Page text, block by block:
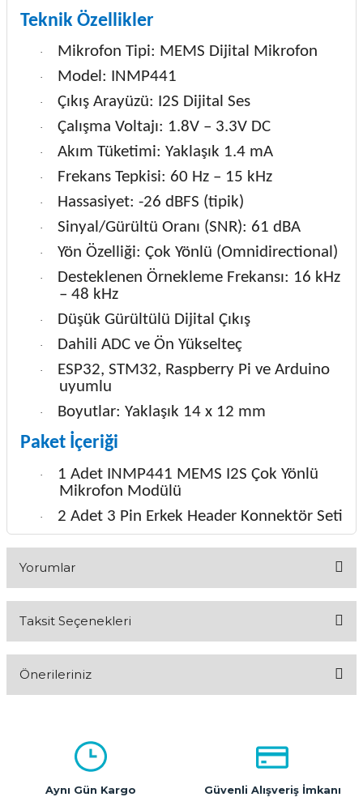
Teknik Özellikler
· Mikrofon Tipi: MEMS Dijital Mikrofon
· Model: INMP441
· Çıkış Arayüzü: I2S Dijital Ses
· Çalışma Voltajı: 1.8V – 3.3V DC
· Akım Tüketimi: Yaklaşık 1.4 mA
· Frekans Tepkisi: 60 Hz – 15 kHz
· Hassasiyet: -26 dBFS (tipik)
· Sinyal/Gürültü Oranı (SNR): 61 dBA
· Yön Özelliği: Çok Yönlü (Omnidirectional)
·
Desteklenen Örnekleme Frekansı: 16 kHz
– 48 kHz
· Düşük Gürültülü Dijital Çıkış
· Dahili ADC ve Ön Yükselteç
·
ESP32, STM32, Raspberry Pi ve Arduino
uyumlu
· Boyutlar: Yaklaşık 14 x 12 mm
Paket İçeriği
·
1 Adet INMP441 MEMS I2S Çok Yönlü
Mikrofon Modülü
· 2 Adet 3 Pin Erkek Header Konnektör Seti
Yorumlar
Taksit Seçenekleri
Önerileriniz
kullanarak tarafımıza iletebilirsiniz.
Görüş ve önerileriniz için teşekkür ederiz.
Aynı Gün Kargo Güvenli Alışveriş İmkanı